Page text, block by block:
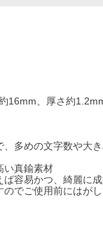
16mm、厚さ約
多めの文字数や大
い真鍮素材
容易かつ、綺麗に
でご使用前にはが